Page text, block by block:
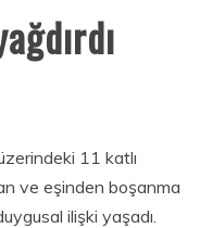
11 katlı
ve eşinden boşanma
ilişki yaşadı.